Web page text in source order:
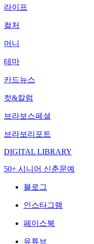
라이프
컬처
머니
테마
카드뉴스
컷&칼럼
브라보스페셜
브라보리포트
DIGITAL LIBRARY
50+ 시니어 신춘문예
블로그
인스타그램
페이스북
유튜브